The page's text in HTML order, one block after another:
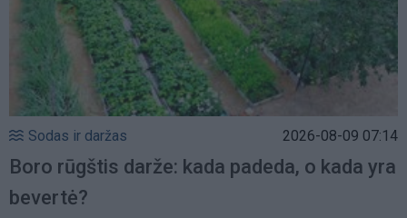
Sodas ir daržas 2026-08-09 07:14
Boro rūgštis darže: kada padeda, o kada yra
bevertė?